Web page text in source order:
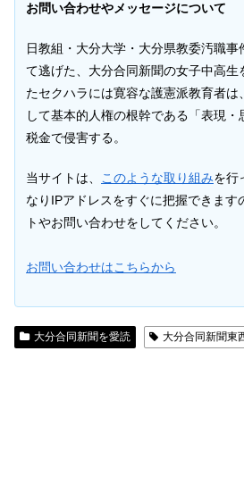
お問い合わせやメッセージについて
日教組・大分大学・大分県教委汚職事
て逃げた、大分合同新聞の女子中高生
たセクハラには寛容な護憲派教育者は
して基本的人権の根幹である「表現
税金で侵害する。
当サイトは、 このような取り組みを行
なりIPアドレスをすぐに把握できます
トやお問い合わせをしてください。
お問い合わせはこちらから
大分合同新聞を愛読 大分合同新聞東